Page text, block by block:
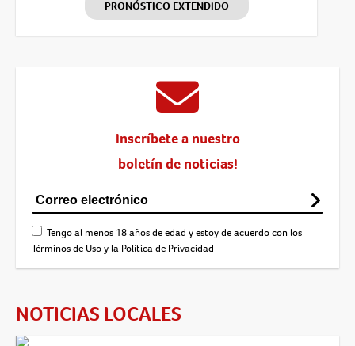
PRONÓSTICO EXTENDIDO
Inscríbete a nuestro
boletín de noticias!
Tengo al menos 18 años de edad y estoy de acuerdo con los
Términos de Usoy la Política de Privacidad
NOTICIAS LOCALES